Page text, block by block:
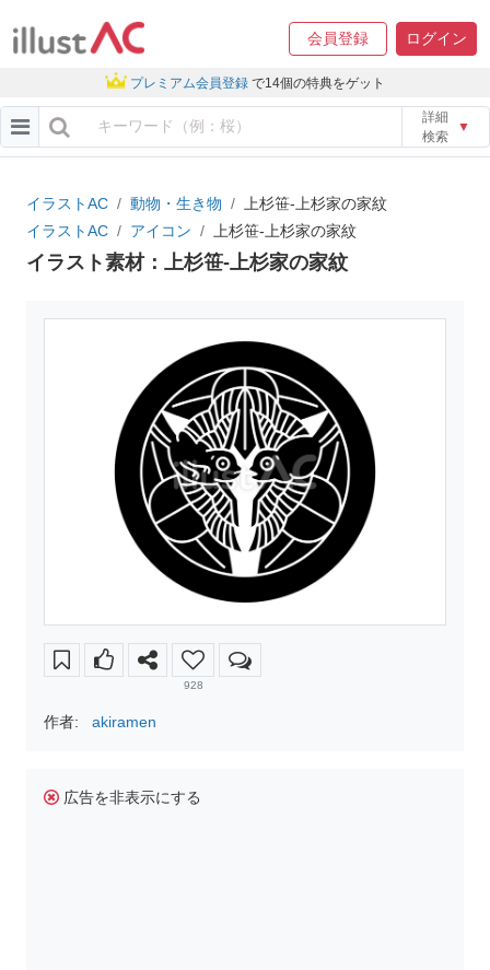
会員登録 ログイン
プレミアム会員登録 で14個の特典をゲット
詳細
検索
▼
イラストAC 動物・生き物
上杉笹-上杉家の家紋
イラストAC
アイコン 上杉笹-上杉家の家紋
イラスト素材：上杉笹-上杉家の家紋
928
作者: akiramen
広告を非表示にする